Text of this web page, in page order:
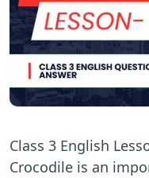
Class 3 English
Crocodile is an